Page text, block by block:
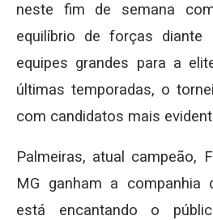
neste fim de semana
equilíbrio de forças
equipes grandes para a
últimas temporadas, o
com candidatos mais
Palmeiras, atual campeão,
MG ganham a companhia
está encantando o